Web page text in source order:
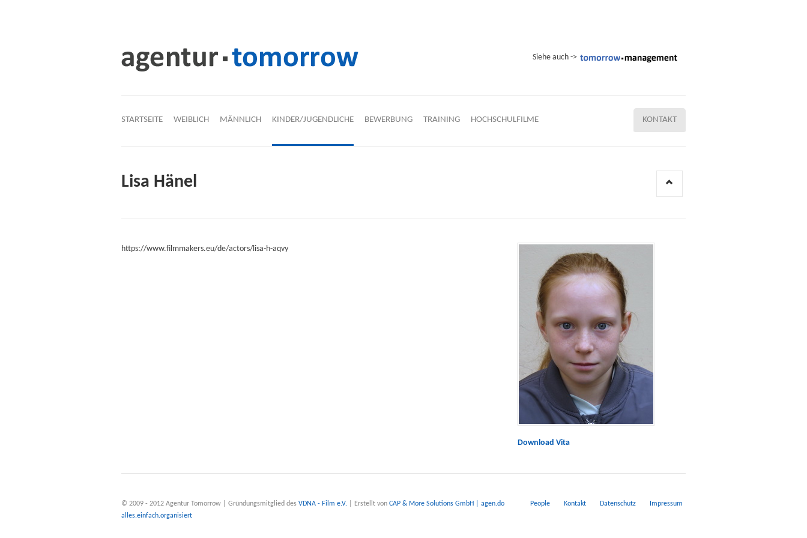
Siehe auch ->
STARTSEITE WEIBLICH MÄNNLICH KINDER/JUGENDLICHE BEWERBUNG TRAINING HOCHSCHULFILME KONTAKT
Lisa Hänel
https://www.filmmakers.eu/de/actors/lisa-h-aqvy
Download Vita
© 2009 - 2012 Agentur Tomorrow | Gründungsmitglied des VDNA - Film e.V. | Erstellt von CAP & More Solutions GmbH | agen.do
alles.einfach.organisiert
People Kontakt Datenschutz Impressum